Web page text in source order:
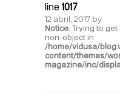
line 1017
12 abril, 2017 by
Notice: Trying to
non-object in
/home/vidusa/
content/themes/
magazine/inc/